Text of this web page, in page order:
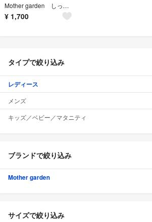
Mother garden しっかり編込みニットセーター&カーディガン
¥ 1,700
タイプで絞り込み
レディース
メンズ
キッズ／ベビー／マタニティ
ブランドで絞り込み
Mother garden
サイズで絞り込み